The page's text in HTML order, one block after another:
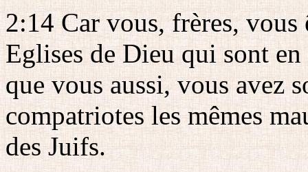
2:14 Car vous, frères, vous
Eglises de Dieu qui sont en
que vous aussi, vous avez
compatriotes les mêmes
des Juifs.